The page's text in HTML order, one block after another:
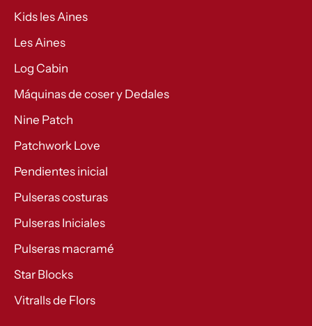
Kids les Aines
Les Aines
Log Cabin
Máquinas de coser y Dedales
Nine Patch
Patchwork Love
Pendientes inicial
Pulseras costuras
Pulseras Iniciales
Pulseras macramé
Star Blocks
Vitralls de Flors